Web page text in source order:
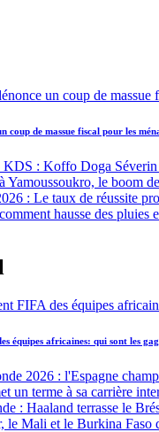
coup de massue fiscal pour les
: Koffo Doga Séverin
Yamoussoukro, le boom
: Le taux de réussite
hausse des
équipes africaines: qui sont les
2026 : l'Espagne
un terme à sa carrière
: Haaland terrasse le
le Mali et le Burkina Faso